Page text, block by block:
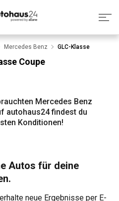
& Antworten
Inzahlungnahme
Mercedes Benz GLC-Klasse
Coupe
Mercedes Benz
autohaus24 findest du
Konditionen!
Autos für deine
neue Ergebnisse per E-